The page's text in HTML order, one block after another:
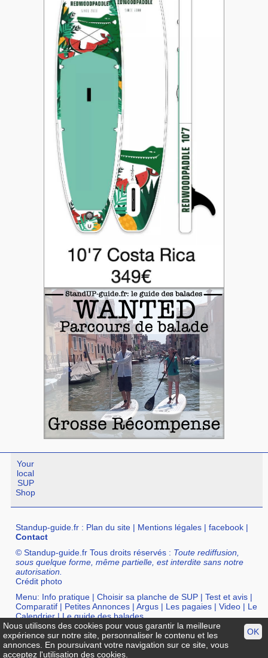
Your
local
SUP
Shop
Standup-guide.fr : Plan du site | Mentions légales |facebook |
Contact
© Standup-guide.fr Tous droits réservés : Toute rediffusion,
sous quelque forme, même partielle, est interdite sans notre
autorisation.
Crédit photo
Menu: Info pratique |Choisir sa planche de SUP |Test et avis |
Comparatif | Petites Annonces |Argus | Les pagaies |Video | Le
Calendrier|Le guide des balades
Annuaire :SurfShop et Magasins pour acheter un SUP
Points
Location de SUP|Ecole de SUP
OK
Nous utilisons des cookies pour vous garantir la meilleure
expérience sur notre site, personnaliser le contenu et les
annonces. En poursuivant votre navigation sur ce site, vous
acceptez l'utilisation des cookies.